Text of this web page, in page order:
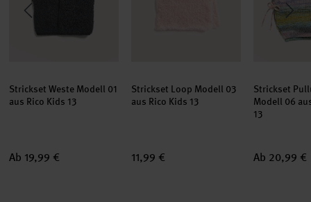
Strickset Weste Modell 01
aus Rico Kids 13
Ab 19,99 €
Strickset Loop Modell 03
aus Rico Kids 13
11,99 €
Strickset
Modell 06
13
Ab 20,99 €